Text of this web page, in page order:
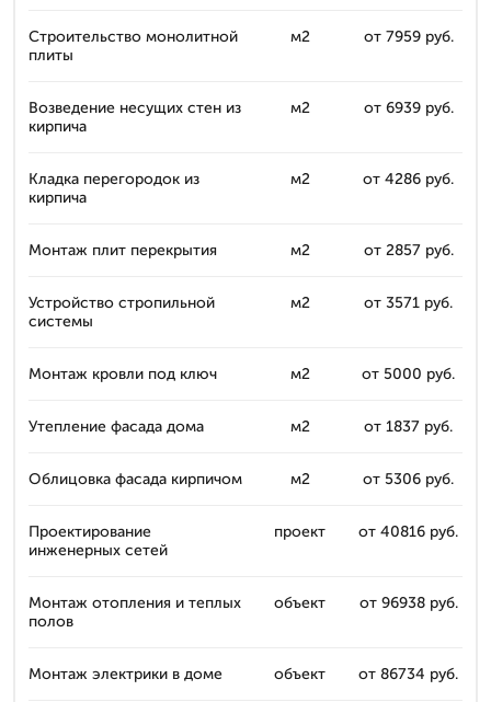
Строительство монолитной
плиты
м2 от 7959 руб.
Возведение несущих стен из
кирпича
м2 от 6939 руб.
Кладка перегородок из
кирпича
м2 от 4286 руб.
Монтаж плит перекрытия м2 от 2857 руб.
Устройство стропильной
системы
м2 от 3571 руб.
Монтаж кровли под ключ м2 от 5000 руб.
Утепление фасада дома м2 от 1837 руб.
Облицовка фасада кирпичом м2 от 5306 руб.
Проектирование
инженерных сетей
проект от 40816 руб.
Монтаж отопления и теплых
полов
объект от 96938 руб.
Монтаж электрики в доме объект от 86734 руб.